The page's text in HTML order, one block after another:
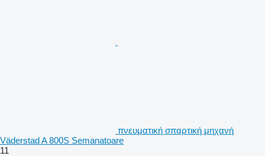
πνευματική σπαρτική μηχανή
Väderstad A 800S Semanatoare
11